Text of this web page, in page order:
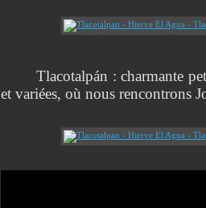
Tlacotalpán : charmante
et variées, où nous rencontrons